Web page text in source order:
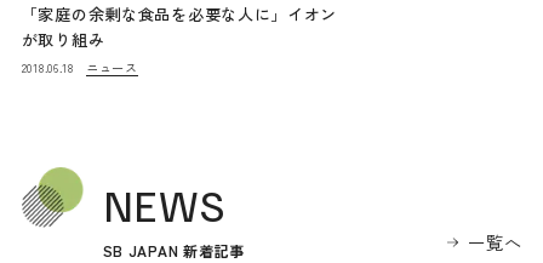
「家庭の余剰な食品を必要な人に」イオン
が取り組み
2018.06.18 ニュース
NEWS
SB JAPAN 新着記事 一覧へ